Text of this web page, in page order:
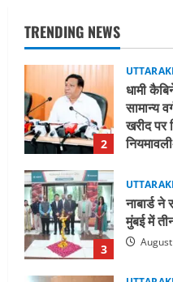
TRENDING NEWS
2
3
नाबार्ड
मुंबई में
4
सहसपुर
शिविर